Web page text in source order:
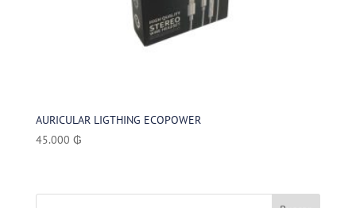
AURICULAR LIGTHING ECOPOWER
45.000 ₲